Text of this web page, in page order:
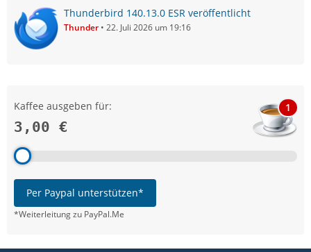
Thunderbird 140.13.0 ESR veröffentlicht
Thunder 22. Juli 2026 um 19:16
Kaffee ausgeben für:
3,00 €
1
Per Paypal unterstützen*
*Weiterleitung zu PayPal.Me